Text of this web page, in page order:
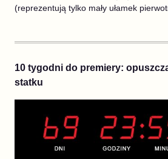
(reprezentują tylko mały ułamek
10 tygodni do premiery:
statku